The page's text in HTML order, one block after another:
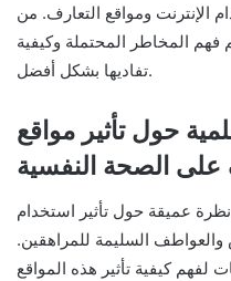
الإنترنت ومواقع التعارف. من
فهم المخاطر المحتملة وكيفية
تفاديها بشكل أفضل.
حول تأثير مواقع
على الصحة النفسية
عميقة حول تأثير استخدام
السليمة للمراهقين.
لفهم كيفية تأثير هذه المواقع